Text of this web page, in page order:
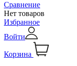
Сравнение
Нет товаров
Избранное
Войти
Корзина